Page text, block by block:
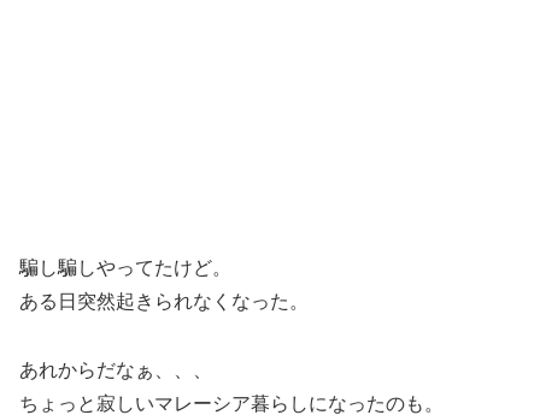
騙し騙しやってたけど。
ある日突然起きられなくなった。
あれからだなぁ、、、
ちょっと寂しいマレーシア暮らしになったのも。